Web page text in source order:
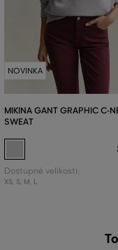
NOVINKA
MIKINA GANT GRAPHIC C-
SWEAT
Dostupné velikosti:
XS, S, M, L